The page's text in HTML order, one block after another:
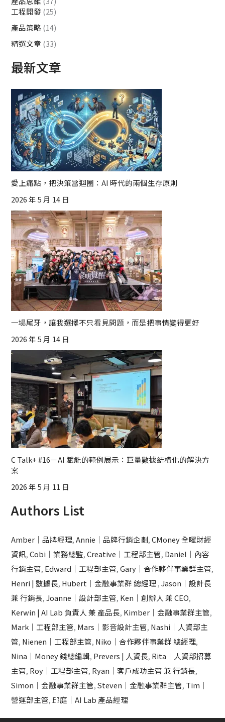
工程開發 (25)
產品策略 (14)
精選文章 (33)
最新文章
愛上痛點，把決策當迴圈：AI 時代的兩個生存原則
2026 年 5 月 14 日
一場尾牙，讓我選擇不只看見問題，而是把事情變得更好
2026 年 5 月 14 日
C Talk+ #16－AI 賦能的範例展示：巨量數據結構化的解決方
案
2026 年 5 月 11 日
Authors List
Amber｜品牌經理,Annie｜品牌行銷企劃,CMoney 全曜財經
資訊,Cobi｜業務總監,Creative｜工程部主管, Daniel｜內容
行銷主管, Edward｜工程部主管,Gary｜合作夥伴事業群主管,
Henri | 數據長, Hubert｜金融事業群 總經理,Jason｜設計長
兼 行銷長,Joanne｜設計部主管, Ken｜創辦人 兼 CEO,
Kerwin | AI Lab 負責人 兼 產品長, Kimber｜金融事業群主管,
Mark｜工程部主管, Mars｜影音設計主管, Nashi｜人資部主
管, Nienen｜工程部主管, Niko｜合作夥伴事業群 總經理,
Nina｜Money 錢總編輯, Prevers | 人資長, Rita｜人資部招募
主管, Roy｜工程部主管, Ryan｜客戶成功主管 兼 行銷長,
Simon｜金融事業群主管,Steven｜金融事業群主管, Tim｜
營運部主管, 邱庭｜AI Lab 產品經理